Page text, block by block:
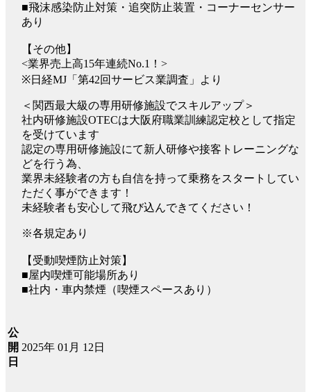
■飛沫感染防止対策・追突防止装置・コーナーセンサー
あり
【その他】
<業界売上高15年連続No.1！>
※日経MJ「第42回サービス業調査」より
＜関西最大級の専用研修施設でスキルアップ＞
社内研修施設OTECは大阪府職業訓練認定校として指定
を受けています
認定の専用研修施設にて新人研修や接客トレーニングな
どを行う為、
業界未経験者の方も自信を持って乗務をスタートしてい
ただく事ができます！
未経験者も安心して飛び込んできてください！
※各規定あり
【受動喫煙防止対策】
■屋内喫煙可能場所あり
■社内・車内禁煙（喫煙スペースあり）
公
開
日
2025年 01月 12日